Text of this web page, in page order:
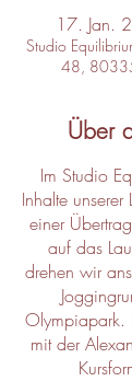
17. Jan.
Studio
48,
Über
Im Studio
Inhalte
einer
auf das
drehen wir
Olympiapark.
mit der